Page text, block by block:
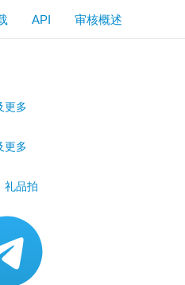
API 审核概述
更多
更多
礼品拍